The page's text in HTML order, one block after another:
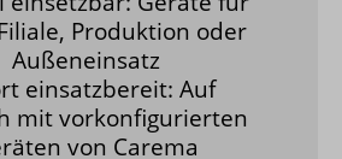
Produktion oder
Außeneinsatz
einsatzbereit: Auf
mit vorkonfigurierten
von Carema